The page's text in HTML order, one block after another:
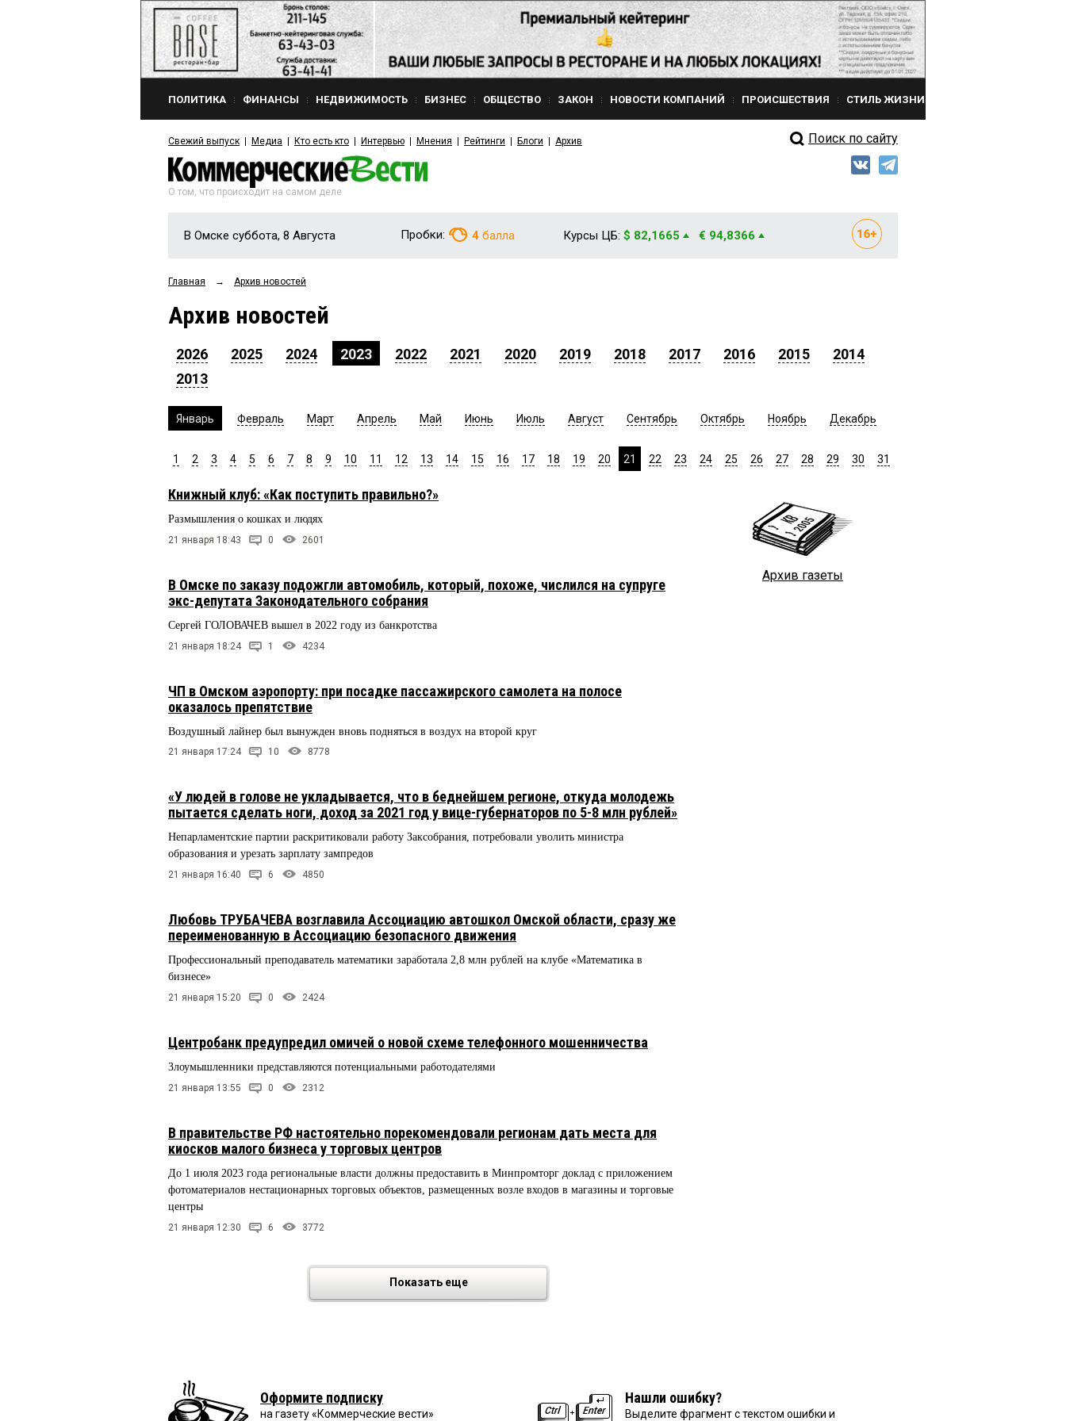
ПОЛИТИКА ФИНАНСЫ НЕДВИЖИМОСТЬ БИЗНЕС ОБЩЕСТВО ЗАКОН НОВОСТИ КОМПАНИЙ ПРОИСШЕСТВИЯ СТИЛЬ ЖИЗНИ
Свежий выпуск Медиа Кто есть кто Интервью Мнения Рейтинги Блоги Архив Поиск по сайту
О том, что происходит на самом деле
В Омске суббота, 8 Августа Пробки: 4 балла Курсы ЦБ: $ 82,1665 € 94,8366
Главная → Архив новостей
Архив новостей
2026 2025 2024 2023 2022 2021 2020 2019 2018 2017 2016 2015
2014
2013
Январь Февраль Март Апрель Май Июнь Июль Август Сентябрь Октябрь Ноябрь Декабрь
1 2 3 4 5 6 7 8 9 10 11 12 13 14 15 16 17 18 19 20 21 22 23 24 25 26 27 28 29 30 31
Книжный клуб: «Как поступить правильно?»
Размышления о кошках и людях
21 января 18:43 0 2601
В Омске по заказу подожгли автомобиль, который, похоже, числился на супруге
экс-депутата Законодательного собрания
Сергей ГОЛОВАЧЕВ вышел в 2022 году из банкротства
21 января 18:24 1 4234
ЧП в Омском аэропорту: при посадке пассажирского самолета на полосе
оказалось препятствие
Воздушный лайнер был вынужден вновь подняться в воздух на второй круг
21 января 17:24 10 8778
«У людей в голове не укладывается, что в беднейшем регионе, откуда молодежь
пытается сделать ноги, доход за 2021 год у вице-губернаторов по 5-8 млн рублей»
Непарламентские партии раскритиковали работу Заксобрания, потребовали уволить министра
образования и урезать зарплату зампредов
21 января 16:40 6 4850
Любовь ТРУБАЧЕВА возглавила Ассоциацию автошкол Омской области, сразу же
переименованную в Ассоциацию безопасного движения
Профессиональный преподаватель математики заработала 2,8 млн рублей на клубе «Математика в
бизнесе»
21 января 15:20 0 2424
Центробанк предупредил омичей о новой схеме телефонного мошенничества
Злоумышленники представляются потенциальными работодателями
21 января 13:55 0 2312
В правительстве РФ настоятельно порекомендовали регионам дать места для
киосков малого бизнеса у торговых центров
До 1 июля 2023 года региональные власти должны предоставить в Минпромторг доклад с приложением
фотоматериалов нестационарных торговых объектов, размещенных возле входов в магазины и торговые
центры
21 января 12:30 6 3772
Показать еще
Архив газеты
Оформите подписку
на газету «Коммерческие вести»
Нашли ошибку?
Выделите фрагмент с текстом ошибки и